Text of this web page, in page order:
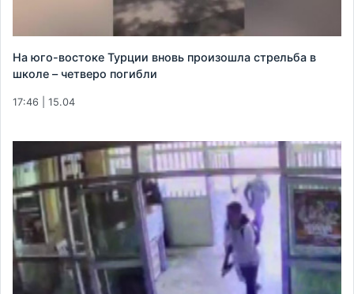
На юго-востоке Турции вновь произошла стрельба в
школе – четверо погибли
17:46 | 15.04